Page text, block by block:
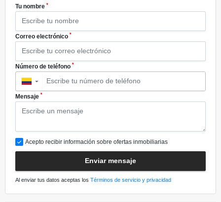
Tu nombre *
Correo electrónico *
Número de teléfono *
▼
Mensaje *
Acepto recibir información sobre ofertas inmobiliarias
Enviar mensaje
Al enviar tus datos aceptas los Términos de servicio y privacidad